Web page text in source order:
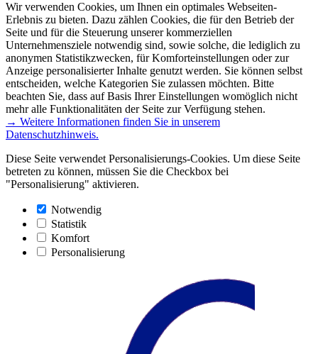
Wir verwenden Cookies, um Ihnen ein optimales Webseiten-
Erlebnis zu bieten. Dazu zählen Cookies, die für den Betrieb der
Seite und für die Steuerung unserer kommerziellen
Unternehmensziele notwendig sind, sowie solche, die lediglich zu
anonymen Statistikzwecken, für Komforteinstellungen oder zur
Anzeige personalisierter Inhalte genutzt werden. Sie können selbst
entscheiden, welche Kategorien Sie zulassen möchten. Bitte
beachten Sie, dass auf Basis Ihrer Einstellungen womöglich nicht
mehr alle Funktionalitäten der Seite zur Verfügung stehen.
→ Weitere Informationen finden Sie in unserem
Datenschutzhinweis.
Diese Seite verwendet Personalisierungs-Cookies. Um diese Seite
betreten zu können, müssen Sie die Checkbox bei
"Personalisierung" aktivieren.
Notwendig
Statistik
Komfort
Personalisierung